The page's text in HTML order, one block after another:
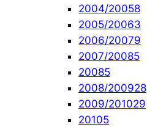
2004/20058
2005/20063
2006/20079
2007/20085
20085
2008/200928
2009/201029
20105